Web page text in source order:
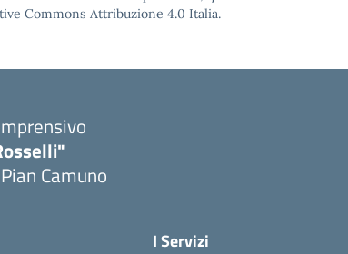
Commons Attribuzione 4.0 Italia.
Camuno
I Servizi